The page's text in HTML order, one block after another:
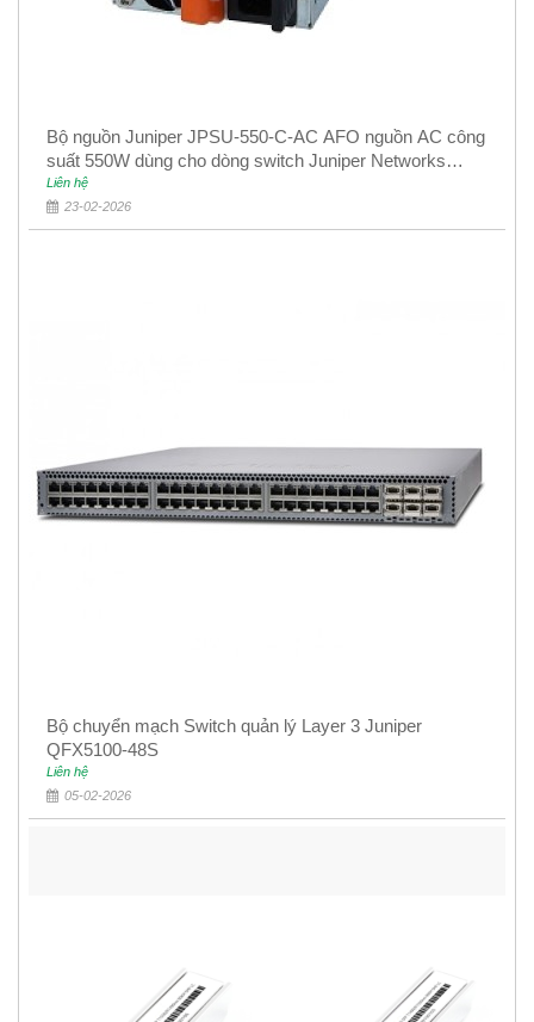
Bộ nguồn Juniper JPSU-550-C-AC AFO nguồn AC công
suất 550W dùng cho dòng switch Juniper Networks
EX4400
Liên hệ
23-02-2026
Bộ chuyển mạch Switch quản lý Layer 3 Juniper
QFX5100-48S
Liên hệ
05-02-2026